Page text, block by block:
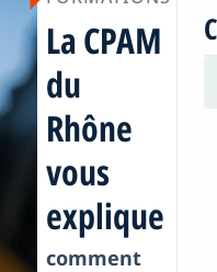
La CPAM
du
Rhône
vous
explique
comment